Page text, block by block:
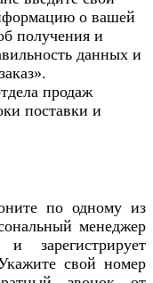
о вашей
получения и
данных и
продаж
поставки и
по одному из
менеджер
зарегистрирует
свой номер